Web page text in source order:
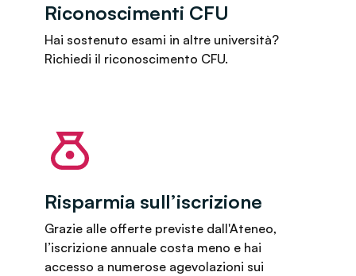
Riconoscimenti CFU
Hai sostenuto esami in altre università?
Richiedi il riconoscimento CFU.
Risparmia sull’iscrizione
Grazie alle offerte previste dall'Ateneo,
l’iscrizione annuale costa meno e hai
accesso a numerose agevolazioni sui